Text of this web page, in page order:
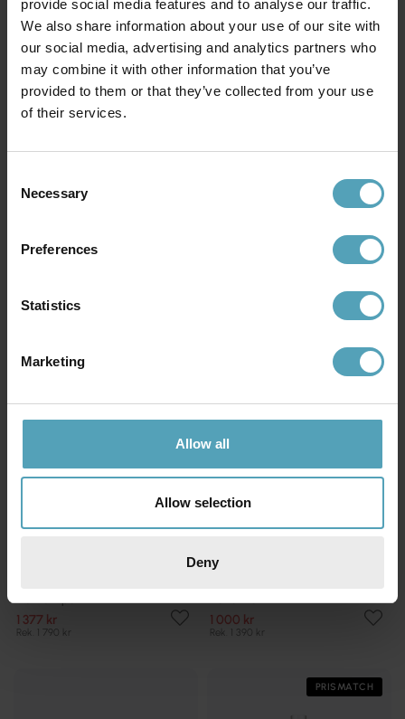
provide social media features and to analyse our traffic.
We also share information about your use of our site with
our social media, advertising and analytics partners who
may combine it with other information that you’ve
provided to them or that they’ve collected from your use
of their services.
Selection
Necessary
Preferences
Statistics
Marketing
Allow all
Allow selection
Deny
1 377 kr
Rek. 1 790 kr
1 000 kr
Rek. 1 390 kr
PRISMATCH